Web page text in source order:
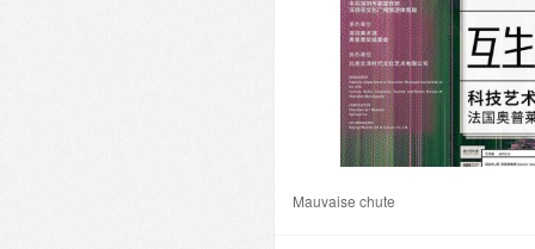
3 ans ago
Mauvaise chute